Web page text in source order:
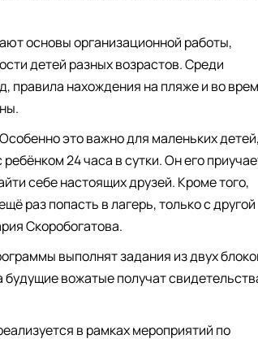
основы организационной работы,
детей разных возрастов. Среди
правила нахождения на пляже и во
это важно для маленьких детей,
24 часа в сутки. Он его
себе настоящих друзей. Кроме того,
раз попасть в лагерь, только с другой
Скоробогатова.
выполнят задания из двух
вожатые получат
в рамках мероприятий по